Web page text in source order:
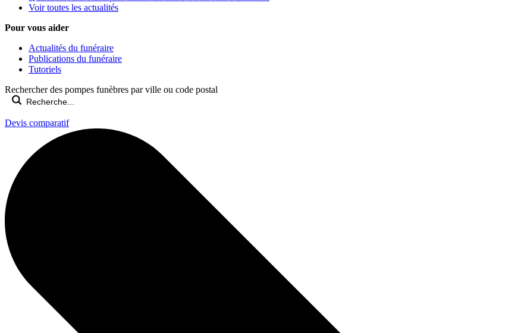
Voir toutes les actualités
Pour vous aider
Actualités du funéraire
Publications du funéraire
Tutoriels
Rechercher des pompes funèbres par ville ou code postal
Devis comparatif